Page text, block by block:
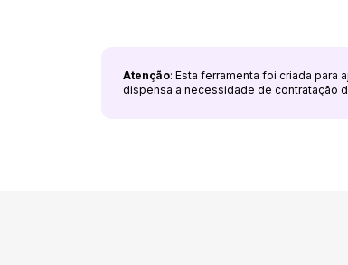
Atenção: Esta ferramenta foi criada para
dispensa a necessidade de contratação